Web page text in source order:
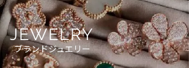
JEWELRY
ブランドジュエリー